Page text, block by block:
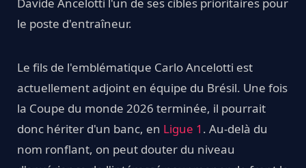
le poste d'entraîneur.
Le fils de l'emblématique Carlo Ancelotti est
actuellement adjoint en équipe du Brésil. Une fois
la Coupe du monde 2026 terminée, il pourrait
donc hériter d'un banc, en Ligue 1 . Au-delà du
nom ronflant, on peut douter du niveau